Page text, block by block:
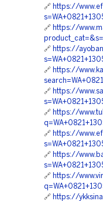
🔗 https://
🔗 https://
🔗 https://
🔗 https://
🔗 https://
🔗 https://
🔗 https://
🔗 https://
🔗 https://
🔗 https://